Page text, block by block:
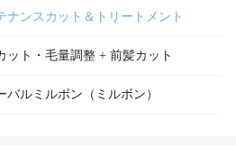
ナンスカット＆トリートメント
ット・毛量調整 + 前髪カット
バルミルボン（ミルボン）